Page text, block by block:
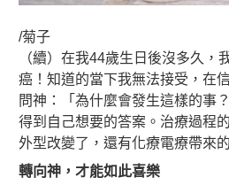
/菊子
（續）在我44歲生日後沒多久，
癌！知道的當下我無法接受，在
問神：「為什麼會發生這樣的事
得到自己想要的答案。治療過程
外型改變了，還有化療電療帶來
轉向神，才能如此喜樂